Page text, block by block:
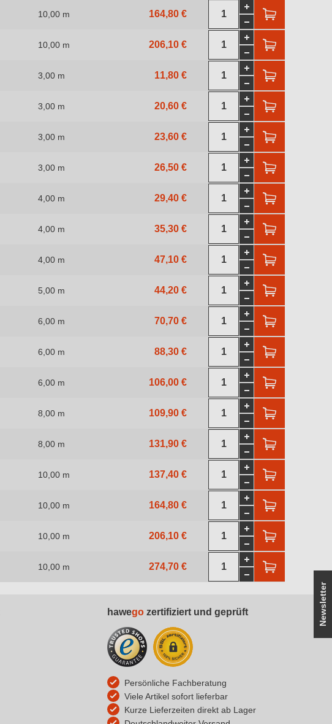
10,00 m 164,80 €
10,00 m 206,10 €
3,00 m 11,80 €
3,00 m 20,60 €
3,00 m 23,60 €
3,00 m 26,50 €
4,00 m 29,40 €
4,00 m 35,30 €
4,00 m 47,10 €
5,00 m 44,20 €
6,00 m 70,70 €
6,00 m 88,30 €
6,00 m 106,00 €
8,00 m 109,90 €
8,00 m 131,90 €
10,00 m 137,40 €
10,00 m 164,80 €
10,00 m 206,10 €
10,00 m 274,70 €
Newsletter
hawego zertifiziert und geprüft
Persönliche Fachberatung
Viele Artikel sofort lieferbar
Kurze Lieferzeiten direkt ab Lager